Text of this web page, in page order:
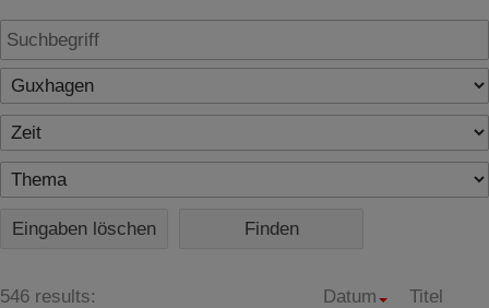
Eingaben löschen
546 results: Datum Titel